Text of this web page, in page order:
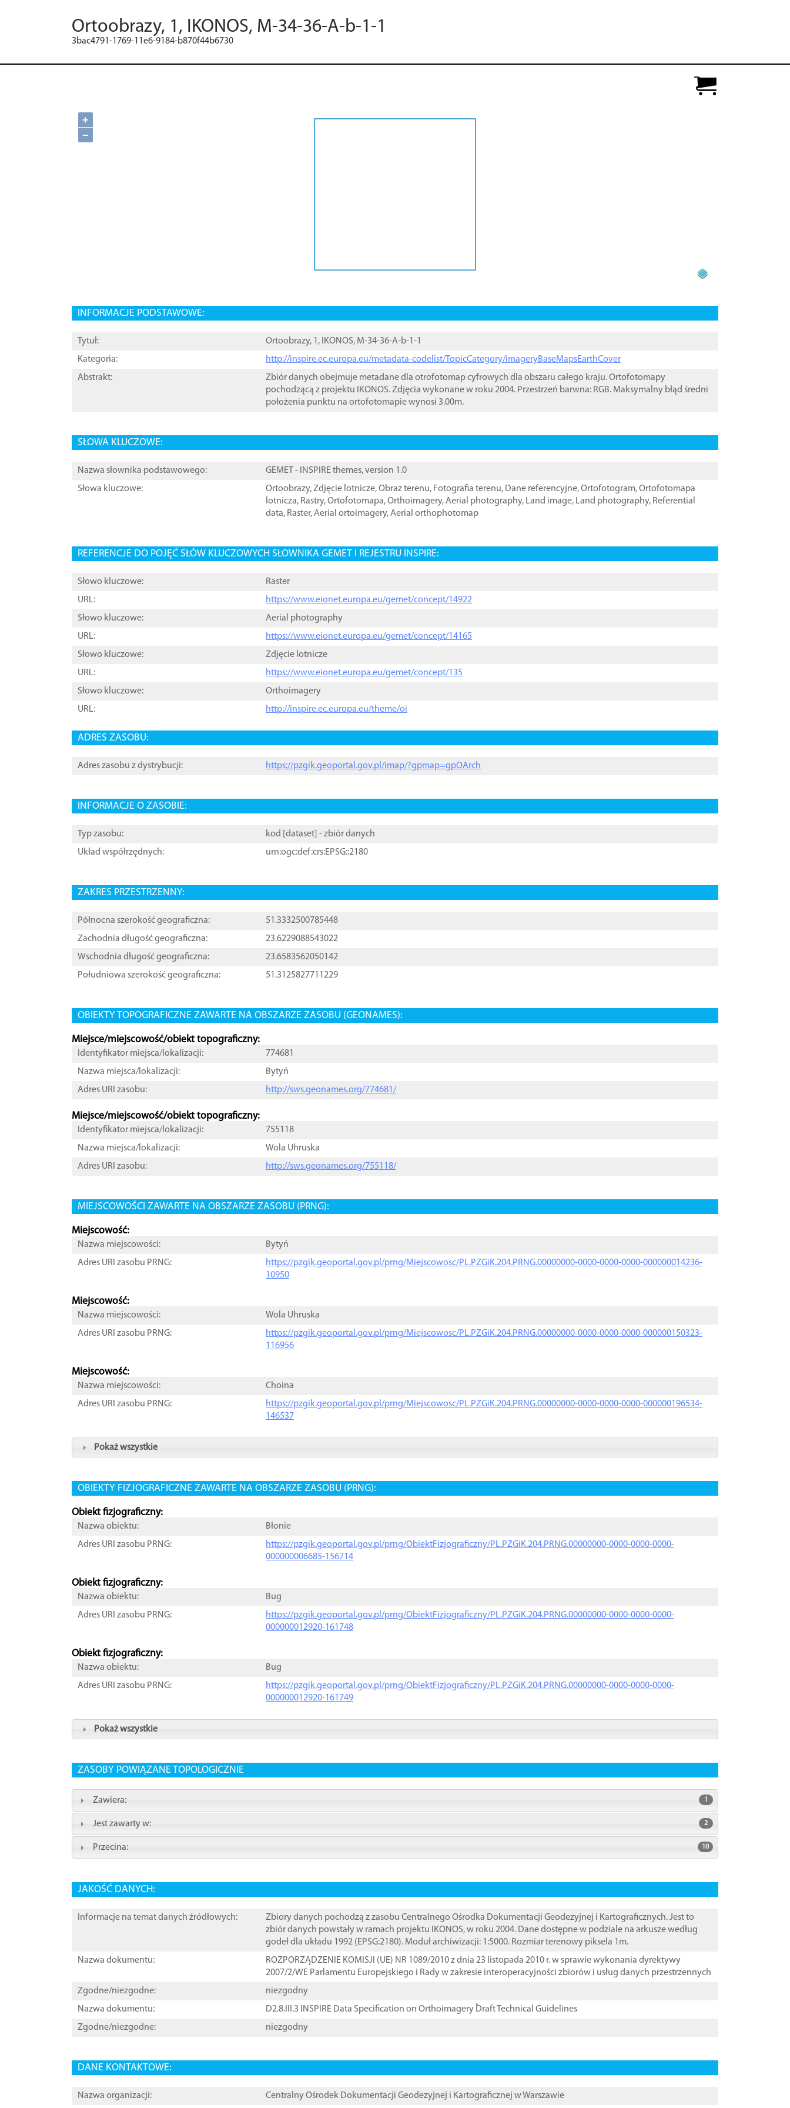
Ortoobrazy, 1, IKONOS, M-34-36-A-b-1-1
3bac4791-1769-11e6-9184-b870f44b6730
+
−
INFORMACJE PODSTAWOWE:
Tytuł:
Ortoobrazy, 1, IKONOS, M-34-36-A-b-1-1
Kategoria:
http://inspire.ec.europa.eu/metadata-codelist/TopicCategory/imageryBaseMapsEarthCover
Abstrakt:
Zbiór danych obejmuje metadane dla otrofotomap cyfrowych dla obszaru całego kraju. Ortofotomapy
pochodzącą z projektu IKONOS. Zdjęcia wykonane w roku 2004. Przestrzeń barwna: RGB. Maksymalny błąd średni
położenia punktu na ortofotomapie wynosi 3.00m.
SŁOWA KLUCZOWE:
Nazwa słownika podstawowego:
GEMET - INSPIRE themes, version 1.0
Słowa kluczowe:
Ortoobrazy,Zdjęcie lotnicze,Obraz terenu, Fotografia terenu, Dane referencyjne,Ortofotogram,Ortofotomapa
lotnicza, Rastry,Ortofotomapa,Orthoimagery,Aerial photography, Land image, Land photography, Referential
data, Raster,Aerial ortoimagery,Aerial orthophotomap
REFERENCJE DO POJĘĆ SŁÓW KLUCZOWYCH SŁOWNIKA GEMET I REJESTRU INSPIRE:
Słowo kluczowe:
Raster
URL:
https://www.eionet.europa.eu/gemet/concept/14922
Słowo kluczowe:
Aerial photography
URL:
https://www.eionet.europa.eu/gemet/concept/14165
Słowo kluczowe:
Zdjęcie lotnicze
URL:
https://www.eionet.europa.eu/gemet/concept/135
Słowo kluczowe:
Orthoimagery
URL:
http://inspire.ec.europa.eu/theme/oi
ADRES ZASOBU:
Adres zasobu z dystrybucji: https://pzgik.geoportal.gov.pl/imap/?gpmap=gpOArch
INFORMACJE O ZASOBIE:
Typ zasobu: kod [ dataset ] - zbiór danych
Układ współrzędnych:
urn:ogc:def:crs:EPSG::2180
ZAKRES PRZESTRZENNY:
Północna szerokość geograficzna:
51.3332500785448
Zachodnia długość geograficzna:
23.6229088543022
Wschodnia długość geograficzna:
23.6583562050142
Południowa szerokość geograficzna:
51.3125827711229
OBIEKTY TOPOGRAFICZNE ZAWARTE NA OBSZARZE ZASOBU (GEONAMES):
Miejsce/miejscowość/obiekt topograficzny:
Identyfikator miejsca/lokalizacji:
774681
Nazwa miejsca/lokalizacji:
Bytyń
Adres URI zasobu:
http://sws.geonames.org/774681/
Miejsce/miejscowość/obiekt topograficzny:
Identyfikator miejsca/lokalizacji:
755118
Nazwa miejsca/lokalizacji:
Wola Uhruska
Adres URI zasobu:
http://sws.geonames.org/755118/
MIEJSCOWOŚCI ZAWARTE NA OBSZARZE ZASOBU (PRNG):
Miejscowość:
Nazwa miejscowości:
Bytyń
Adres URI zasobu PRNG:
https://pzgik.geoportal.gov.pl/prng/Miejscowosc/PL.PZGiK.204.PRNG.00000000-0000-0000-0000-000000014236-
10950
Miejscowość:
Nazwa miejscowości:
Wola Uhruska
Adres URI zasobu PRNG:
https://pzgik.geoportal.gov.pl/prng/Miejscowosc/PL.PZGiK.204.PRNG.00000000-0000-0000-0000-000000150323-
116956
Miejscowość:
Nazwa miejscowości:
Choina
Adres URI zasobu PRNG:
https://pzgik.geoportal.gov.pl/prng/Miejscowosc/PL.PZGiK.204.PRNG.00000000-0000-0000-0000-000000196534-
146537
Pokaż wszystkie
OBIEKTY FIZJOGRAFICZNE ZAWARTE NA OBSZARZE ZASOBU (PRNG):
Obiekt fizjograficzny:
Nazwa obiektu:
Błonie
Adres URI zasobu PRNG:
https://pzgik.geoportal.gov.pl/prng/ObiektFizjograficzny/PL.PZGiK.204.PRNG.00000000-0000-0000-0000-
000000006685-156714
Obiekt fizjograficzny:
Nazwa obiektu:
Bug
Adres URI zasobu PRNG:
https://pzgik.geoportal.gov.pl/prng/ObiektFizjograficzny/PL.PZGiK.204.PRNG.00000000-0000-0000-0000-
000000012920-161748
Obiekt fizjograficzny:
Nazwa obiektu:
Bug
Adres URI zasobu PRNG:
https://pzgik.geoportal.gov.pl/prng/ObiektFizjograficzny/PL.PZGiK.204.PRNG.00000000-0000-0000-0000-
000000012920-161749
Pokaż wszystkie
ZASOBY POWIĄZANE TOPOLOGICZNIE
Zawiera: 1
Jest zawarty w: 2
Przecina: 10
JAKOŚĆ DANYCH:
Informacje na temat danych źródłowych:
Zbiory danych pochodzą z zasobu Centralnego Ośrodka Dokumentacji Geodezyjnej i Kartograficznych. Jest to
zbiór danych powstały w ramach projektu IKONOS, w roku 2004. Dane dostępne w podziale na arkusze według
godeł dla układu 1992 (EPSG:2180). Moduł archiwizacji: 1:5000. Rozmiar terenowy piksela 1m.
Nazwa dokumentu:
ROZPORZĄDZENIE KOMISJI (UE) NR 1089/2010 z dnia 23 listopada 2010 r. w sprawie wykonania dyrektywy
2007/2/WE Parlamentu Europejskiego i Rady w zakresie interoperacyjności zbiorów i usług danych przestrzennych
Zgodne/niezgodne:
niezgodny
Nazwa dokumentu:
D2.8.III.3 INSPIRE Data Specification on Orthoimagery ֠Draft Technical Guidelines
Zgodne/niezgodne:
niezgodny
DANE KONTAKTOWE:
Nazwa organizacji: Centralny Ośrodek Dokumentacji Geodezyjnej i Kartograficznej w Warszawie